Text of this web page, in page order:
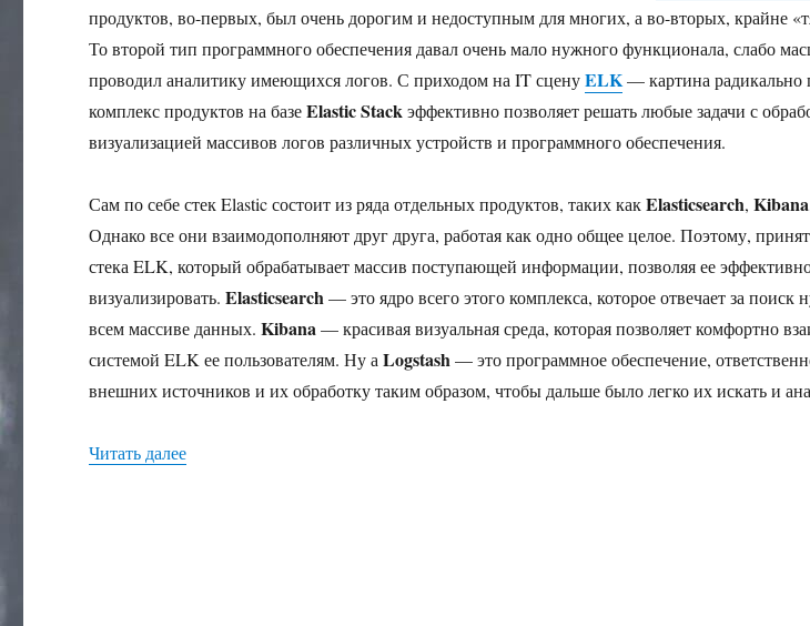
продуктов, во-первых, был очень дорогим и недоступным для многих, а во-вторых, крайне
То второй тип программного обеспечения давал очень мало нужного функционала, слабо
проводил аналитику имеющихся логов. С приходом на IT сценуELK— картина радикально
комплекс продуктов на базеElastic Stackэффективно позволяет решать любые задачи с
визуализацией массивов логов различных устройств и программного обеспечения.
Сам по себе стек Elastic состоит из ряда отдельных продуктов, таких какElasticsearch,Kibana
Однако все они взаимодополняют друг друга, работая как одно общее целое. Поэтому,
стека ELK, который обрабатывает массив поступающей информации, позволяя ее
визуализировать.Elasticsearch— это ядро всего этого комплекса, которое отвечает за
всем массиве данных.Kibana— красивая визуальная среда, которая позволяет комфортно
системой ELK ее пользователям. Ну аLogstash— это программное обеспечение,
внешних источников и их обработку таким образом, чтобы дальше было легко их искать и
Читать далее«Управляем логами с ELK»